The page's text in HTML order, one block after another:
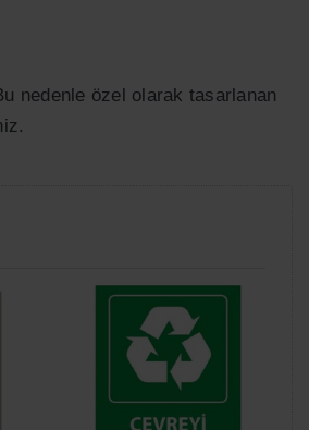
nedenle özel olarak tasarlanan